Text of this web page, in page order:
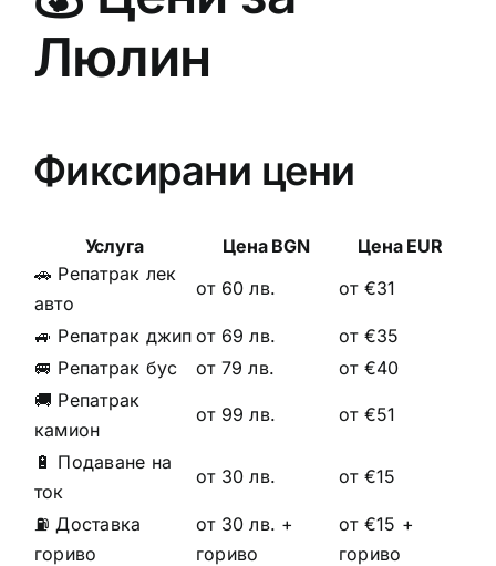
Люлин
Фиксирани цени
Услуга Цена BGN
Цена EUR
🚗 Репатрак лек
авто
от 60 лв. от €31
🚙 Репатрак джип от 69 лв.
от €35
🚐 Репатрак бус
от 79 лв.
от €40
🚚 Репатрак
камион
от 99 лв. от €51
🔋 Подаване на
ток
от 30 лв. от €15
⛽ Доставка
гориво
от 30 лв. +
гориво
от €15 +
гориво